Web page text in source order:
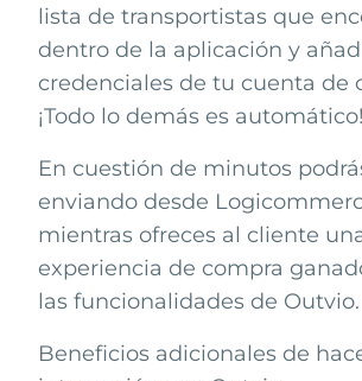
lista de transportistas que
dentro de la aplicación y
credenciales de tu cuenta de
¡Todo lo demás es automático!
En cuestión de minutos
enviando desde
mientras ofreces al cliente
experiencia de compra
las funcionalidades de Outvio.
Beneficios adicionales de